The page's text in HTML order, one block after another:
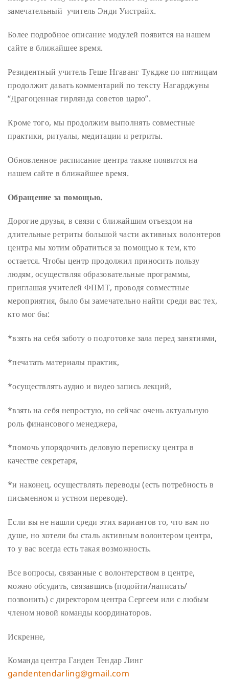
замечательный учитель Энди Уистрайх.
Более подробное описание модулей появится на нашем
сайте в ближайшее время.
Резидентный учитель Геше Нгаванг Тукдже по пятницам
продолжит давать комментарий по тексту Нагарджуны
“Драгоценная гирлянда советов царю”.
Кроме того, мы продолжим выполнять совместные
практики, ритуалы, медитации и ретриты.
Обновленное расписание центра также появится на
нашем сайте в ближайшее время.
Обращение за помощью.
Дорогие друзья, в связи с ближайшим отъездом на
длительные ретриты большой части активных волонтеров
центра мы хотим обратиться за помощью к тем, кто
остается. Чтобы центр продолжил приносить пользу
людям, осуществляя образовательные программы,
приглашая учителей ФПМТ, проводя совместные
мероприятия, было бы замечательно найти среди вас тех,
кто мог бы:
*взять на себя заботу о подготовке зала перед занятиями,
*печатать материалы практик,
*осуществлять аудио и видео запись лекций,
*взять на себя непростую, но сейчас очень актуальную
роль финансового менеджера,
*помочь упорядочить деловую переписку центра в
качестве секретаря,
*и наконец, осуществлять переводы (есть потребность в
письменном и устном переводе).
Если вы не нашли среди этих вариантов то, что вам по
душе, но хотели бы сталь активным волонтером центра,
то у вас всегда есть такая возможность.
Все вопросы, связанные с волонтерством в центре,
можно обсудить, связавшись (подойти/написать/
позвонить) с директором центра Сергеем или с любым
членом новой команды координаторов.
Искренне,
Команда центра Ганден Тендар Линг
gandentendarling@gmail.com